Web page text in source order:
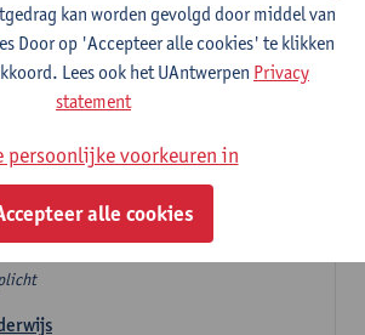
theater- en filmwetenschap.
opleidingsonderdeel
studiepunten tellen mee in de
van een van de gekozen talen.
opleidingsonderdeel
kan worden gevolgd door middel van
Door op 'Accepteer alle cookies' te klikken
Lees ook het UAntwerpen Privacy
statement
persoonlijke voorkeuren in
alle cookies